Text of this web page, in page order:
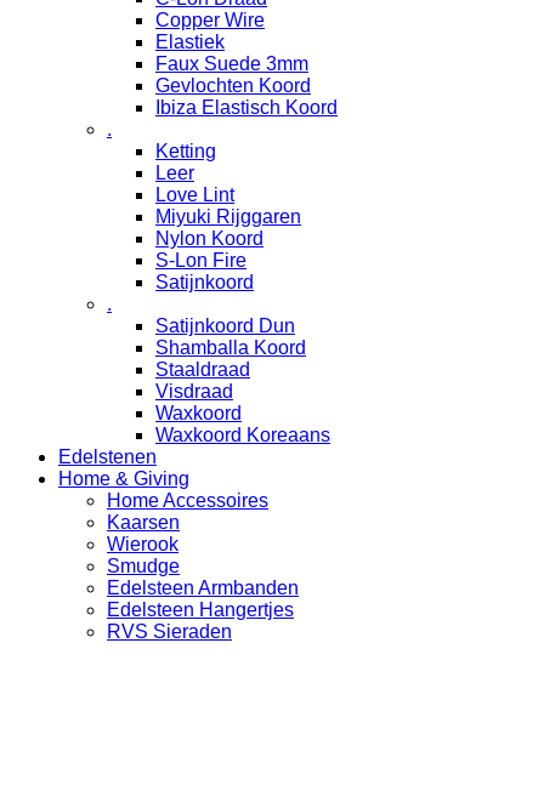
Copper Wire
Elastiek
Faux Suede 3mm
Gevlochten Koord
Ibiza Elastisch Koord
.
Ketting
Leer
Love Lint
Miyuki Rijggaren
Nylon Koord
S-Lon Fire
Satijnkoord
.
Satijnkoord Dun
Shamballa Koord
Staaldraad
Visdraad
Waxkoord
Waxkoord Koreaans
Edelstenen
Home & Giving
Home Accessoires
Kaarsen
Wierook
Smudge
Edelsteen Armbanden
Edelsteen Hangertjes
RVS Sieraden